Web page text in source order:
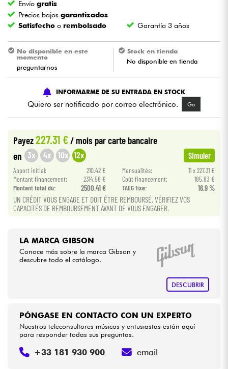
Vientos
Niños
Cables & Acces.
HiFi
Bundle
Ver nuestras marcas
Envíogratis
Precios bajosgarantizados
Satisfecho o rembolsado Garantía 3 años
No disponible en este
momento
preguntarnos
Stock en tienda
No disponible en tienda
INFORMARME DE SU ENTRADA EN STOCK
Quiero ser notificado por correo electrónico. Go
Payez227.31 € / mois par carte bancaire
en 3x 4x 10x 12x Simuler
Apport initial: 210.42 € Mensualités:
11 x 227.31 €
Montant financement:
2314.58 € Coût financement:
185.83 €
Montant total dù:
2500.41 € TAEG fixe: 16.9 %
UN CRÉDIT VOUS ENGAGE ET DOIT ÊTRE REMBOURSÉ. VÉRIFIEZ VOS
CAPACITÉS DE REMBOURSEMENT AVANT DE VOUS ENGAGER.
LA MARCA GIBSON
Conoce más sobre la marca Gibson y
descubre todo el catálogo.
DESCUBRIR
PÓNGASE EN CONTACTO CON UN EXPERTO
Nuestros teleconsultores músicos y entusiastas están aquí
para responder todas sus preguntas.
+33 181 930 900 email